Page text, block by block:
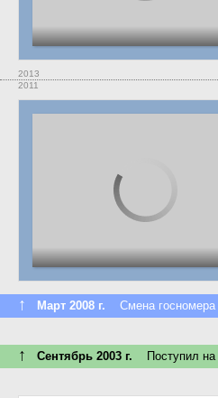
2013
2011
↑ Март 2008 г. Смена госномера
↑ Сентябрь 2003 г. Поступил на